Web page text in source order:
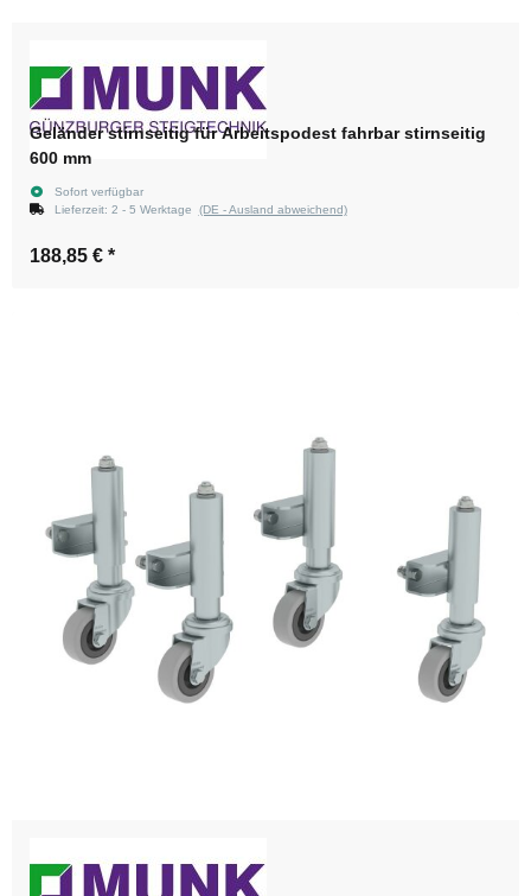
Geländer stirnseitig für Arbeitspodest fahrbar stirnseitig
600 mm
Sofort verfügbar
Lieferzeit: 2 - 5 Werktage (DE - Ausland abweichend)
188,85 € *